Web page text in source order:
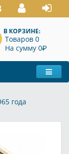
В КОРЗИНЕ:
Товаров 0
На сумму 0P
года